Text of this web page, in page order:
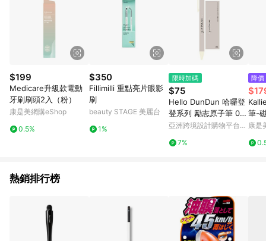
$199
Medicare升級款電動
牙刷刷頭2入（粉）
康是美網購eShop
0.5%
$350
Fillimilli 重點亮片眼影
刷
beauty STAGE 美麗台
1%
限時加碼
$75
Hello DunDun 哈囉登
登系列 勵志原子筆 09.
give thanks
亞洲跨境設計購物平台
7%
降價
筆-
康是
熱銷排行榜